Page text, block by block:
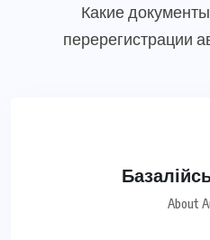
Какие
перерегистрации
About